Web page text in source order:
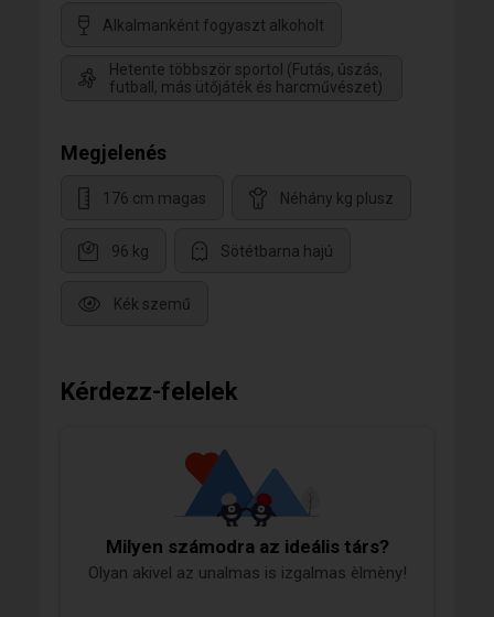
Alkalmanként fogyaszt alkoholt
Hetente többször sportol (Futás, úszás,
futball, más ütőjáték és harcművészet)
Megjelenés
176 cm magas Néhány kg plusz
96 kg Sötétbarna hajú
Kék szemű
Kérdezz-felelek
Milyen számodra az ideális társ?
Olyan akivel az unalmas is izgalmas èlmèny!